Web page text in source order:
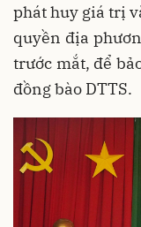
phát huy giá trị
quyền địa
trước mắt, để
đồng bào DTTS.